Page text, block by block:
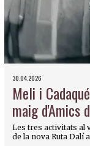
30.04.2026
Meli i
maig d'Amics
Les tres activitats al
de la nova Ruta Dalí